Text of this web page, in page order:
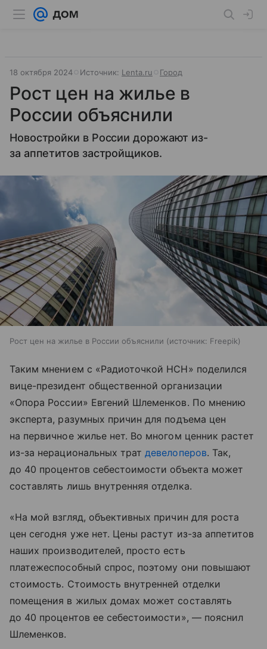
18 октября 2024 Источник: Lenta.ru Город
Рост цен на жилье в
России объяснили
Новостройки в России дорожают из-
за аппетитов застройщиков.
Рост цен на жилье в России объяснили источник: Freepik
Таким мнением с «Радиоточкой НСН» поделился
вице-президент общественной организации
«Опора России» Евгений Шлеменков. По мнению
эксперта, разумных причин для подъема цен
на первичное жилье нет. Во многом ценник растет
из-за нерациональных тратдевелоперов. Так,
до 40 процентов себестоимости объекта может
составлять лишь внутренняя отделка.
«На мой взгляд, объективных причин для роста
цен сегодня уже нет. Цены растут из-за аппетитов
наших производителей, просто есть
платежеспособный спрос, поэтому они повышают
стоимость. Стоимость внутренней отделки
помещения в жилых домах может составлять
до 40 процентов ее себестоимости», — пояснил
Шлеменков.